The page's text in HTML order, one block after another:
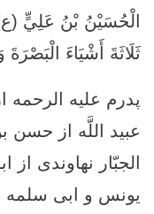
الْحُسَيْنُ بْنُ عَلِيٍّ (ع)
ثَلَاثَةَ أَشْيَاءَ
پدرم عليه
عبيد اللَّه از حسن
الجبّار نهاوندى
يونس و ابى